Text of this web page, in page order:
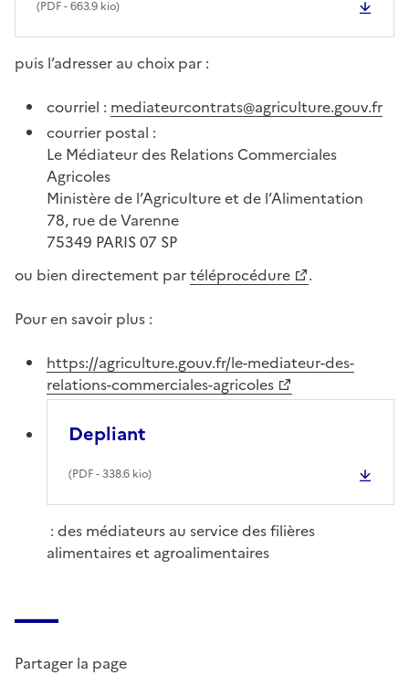
(PDF- 663.9 kio)
puis l’adresser au choix par :
courriel : mediateurcontrats@agriculture.gouv.fr
courrier postal :
Le Médiateur des Relations Commerciales
Agricoles
Ministère de l’Agriculture et de l’Alimentation
78, rue de Varenne
75349 PARIS 07 SP
ou bien directement partéléprocédure
.
Pour en savoir plus :
https://agriculture.gouv.fr/le-mediateur-des-
relations-commerciales-agricoles
Depliant
(PDF- 338.6 kio)
: des médiateurs au service des filières
alimentaires et agroalimentaires
Partager la page